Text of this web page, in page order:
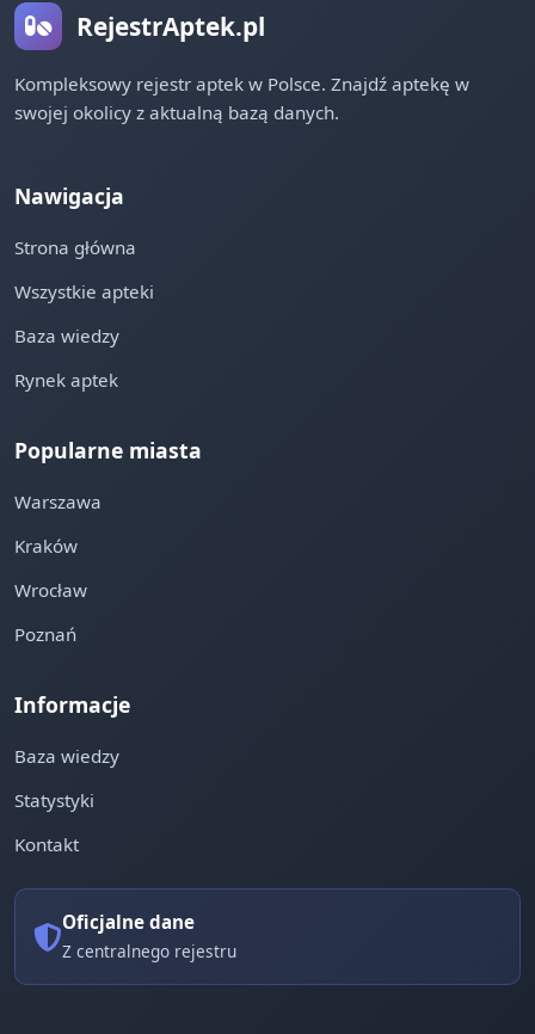
RejestrAptek.pl
Kompleksowy rejestr aptek w Polsce. Znajdź aptekę w
swojej okolicy z aktualną bazą danych.
Nawigacja
Strona główna
Wszystkie apteki
Baza wiedzy
Rynek aptek
Popularne miasta
Warszawa
Kraków
Wrocław
Poznań
Informacje
Baza wiedzy
Statystyki
Kontakt
Oficjalne dane
Z centralnego rejestru